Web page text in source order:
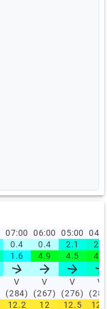
07:00 06:00 05:00
0.4 0.4 2.1
2.4
1.6 4.9 4.5 4.9
V
(284)
V
(267)
V
(276)
V
12.2 12 12.5